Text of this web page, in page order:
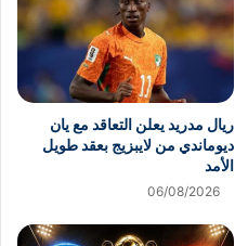
ريال مدريد يعلن التعاقد مع يان
ديوماندي من لايبزيج بعقد طويل
الأمد
06/08/2026